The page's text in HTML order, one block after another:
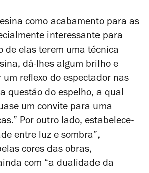
como acabamento para as
interessante para
de elas terem uma técnica
dá-lhes algum brilho e
reflexo do espectador nas
questão do espelho, a qual
um convite para uma
Por outro lado, estabelece-
entre luz e sombra”,
cores das obras,
com “a dualidade da